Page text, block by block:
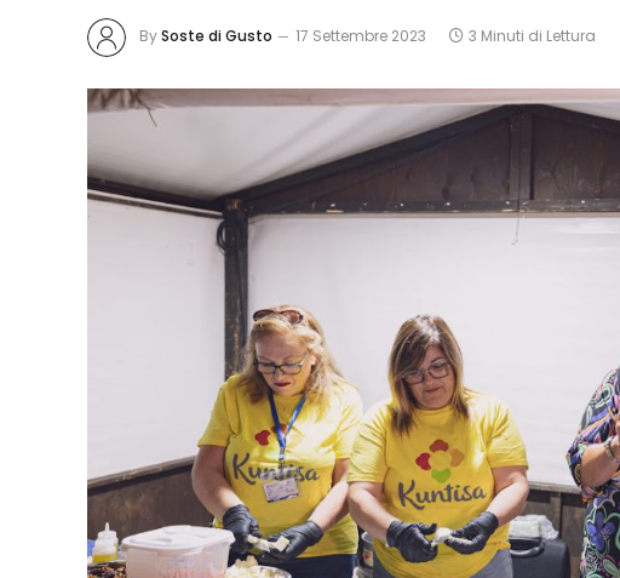
BySoste di Gusto 17 Settembre 2023 3 Minuti di Lettura